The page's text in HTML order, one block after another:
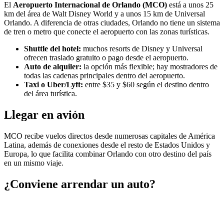
El Aeropuerto Internacional de Orlando (MCO) está a unos 25
km del área de Walt Disney World y a unos 15 km de Universal
Orlando. A diferencia de otras ciudades, Orlando no tiene un sistema
de tren o metro que conecte el aeropuerto con las zonas turísticas.
Shuttle del hotel: muchos resorts de Disney y Universal
ofrecen traslado gratuito o pago desde el aeropuerto.
Auto de alquiler: la opción más flexible; hay mostradores de
todas las cadenas principales dentro del aeropuerto.
Taxi o Uber/Lyft: entre $35 y $60 según el destino dentro
del área turística.
Llegar en avión
MCO recibe vuelos directos desde numerosas capitales de América
Latina, además de conexiones desde el resto de Estados Unidos y
Europa, lo que facilita combinar Orlando con otro destino del país
en un mismo viaje.
¿Conviene arrendar un auto?